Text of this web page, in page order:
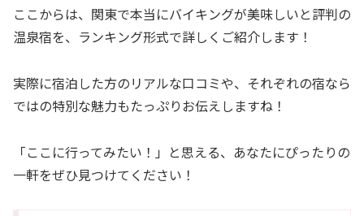
ここからは、関東で本当にバイキングが美味しいと評判の
温泉宿を、ランキング形式で詳しくご紹介します！
実際に宿泊した方のリアルな口コミや、それぞれの宿なら
ではの特別な魅力もたっぷりお伝えしますね！
「ここに行ってみたい！」と思える、あなたにぴったりの
一軒をぜひ見つけてください！